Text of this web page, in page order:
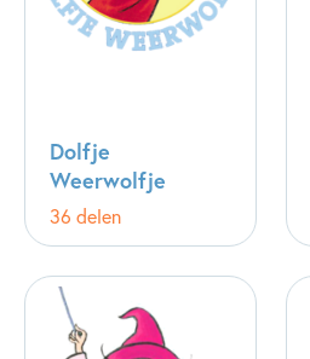
Dolfje
Weerwolfje
36 delen